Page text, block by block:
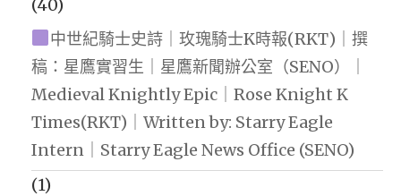
(40)
中世紀騎士史詩｜玫瑰騎士K時報(RKT)｜撰
稿：星鷹實習生｜星鷹新聞辦公室（SENO）｜
Medieval Knightly Epic｜Rose Knight K
Times(RKT)｜Written by: Starry Eagle
Intern｜Starry Eagle News Office (SENO)
(1)